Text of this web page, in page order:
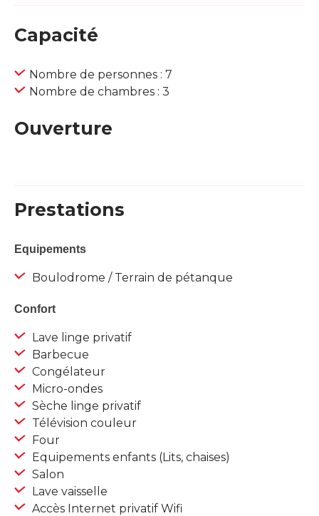
Capacité
Nombre de personnes : 7
Nombre de chambres : 3
Ouverture
Prestations
Equipements
Boulodrome / Terrain de pétanque
Confort
Lave linge privatif
Barbecue
Congélateur
Micro-ondes
Sèche linge privatif
Télévision couleur
Four
Equipements enfants (Lits, chaises)
Salon
Lave vaisselle
Accès Internet privatif Wifi